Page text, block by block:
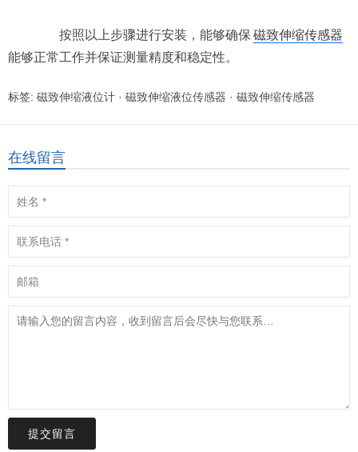
按照以上步骤进行安装，能够确保 磁致伸缩传感器
能够正常工作并保证测量精度和稳定性。
标签: 磁致伸缩液位计 · 磁致伸缩液位传感器 · 磁致伸缩传感器
在线留言
提交留言